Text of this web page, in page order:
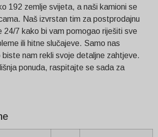
192 zemlje svijeta, a naši kamioni se
Naš izvrstan tim za postprodajnu
24/7 kako bi vam pomogao riješiti sve
ili hitne slučajeve. Samo nas
nam rekli svoje detaljne zahtjeve.
ponuda, raspitajte se sada za